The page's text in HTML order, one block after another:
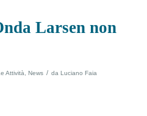
Larsen non
Attività News / da Luciano Faia